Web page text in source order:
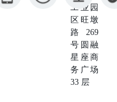
6个月内相对基准指数变动
预期未来6个月内相对基准
业投资评级说明： 推荐：
涨幅超过基准指数5%以上；
业指数变动幅度相对基准指
6个月内该行业指数跌幅超
明 每位负责撰写本研究报告
工业园
区旺墩
路269
号圆融
星座商
务广场
33 层